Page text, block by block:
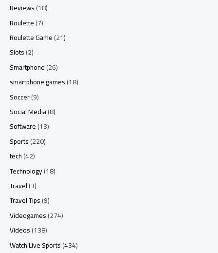
Reviews(18)
Roulette(7)
Roulette Game(21)
Slots(2)
Smartphone(26)
smartphone games(18)
Soccer(9)
Social Media(8)
Software(13)
Sports(220)
tech(42)
Technology(18)
Travel(3)
Travel Tips(9)
Videogames(274)
Videos(138)
Watch Live Sports(434)